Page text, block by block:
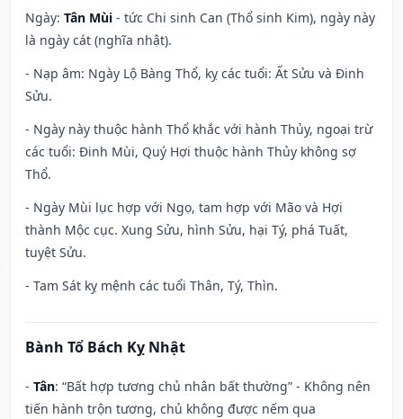
Ngày: Tân Mùi - tức Chi sinh Can (Thổ sinh Kim), ngày này
là ngày cát (nghĩa nhật).
- Nạp âm: Ngày Lộ Bàng Thổ, kỵ các tuổi: Ất Sửu và Đinh
Sửu.
- Ngày này thuộc hành Thổ khắc với hành Thủy, ngoại trừ
các tuổi: Đinh Mùi, Quý Hợi thuộc hành Thủy không sợ
Thổ.
- Ngày Mùi lục hợp với Ngọ, tam hợp với Mão và Hợi
thành Mộc cục. Xung Sửu, hình Sửu, hại Tý, phá Tuất,
tuyệt Sửu.
- Tam Sát kỵ mệnh các tuổi Thân, Tý, Thìn.
Bành Tổ Bách Kỵ Nhật
- Tân: “Bất hợp tương chủ nhân bất thường” - Không nên
tiến hành trộn tương, chủ không được nếm qua